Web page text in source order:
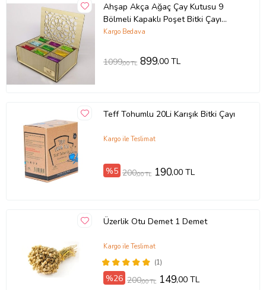
Ahşap Akça Ağaç Çay Kutusu 9
Bölmeli Kapaklı Poşet Bitki Çayı
Saklama Kabı Tea Box (Çaylar Dahil)
Kargo Bedava
1099,00 TL 899,00 TL
Teff Tohumlu 20Li Karışık Bitki Çayı
Kargo ile Teslimat
%5 200,00 TL 190,00 TL
Üzerlik Otu Demet 1 Demet
(1)
Kargo ile Teslimat
%26 200,00 TL 149,00 TL